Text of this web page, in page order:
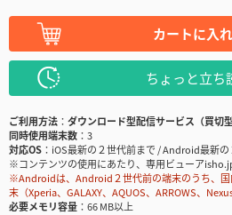
カートに入
ちょっと立ち
ご利用方法
ダウンロード型配信サービス（買切型
同時使用端末数
3
対応OS
iOS最新の２世代前まで / Android最新の
※コンテンツの使用にあたり、専用ビューア
※Androidは、Android２世代前の端末のうち、国
末（Xperia、GALAXY、AQUOS、ARROWS、
必要メモリ容量
66 MB以上